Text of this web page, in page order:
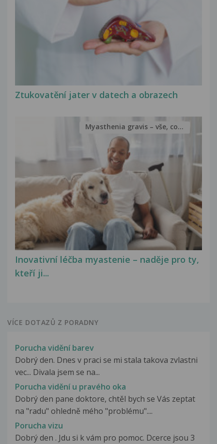
Ztukovatění jater v datech a obrazech
Inovativní léčba myastenie – naděje pro ty,
kteří ji...
Myasthenia gravis – vše, co...
VÍCE DOTAZŮ Z PORADNY
Porucha vidění barev
Dobrý den. Dnes v praci se mi stala takova zvlastni
vec... Divala jsem se na...
Porucha vidění u pravého oka
Dobrý den pane doktore, chtěl bych se Vás zeptat
na "radu" ohledně mého "problému"....
Porucha vizu
Dobrý den . Jdu si k vám pro pomoc. Dcerce jsou 3